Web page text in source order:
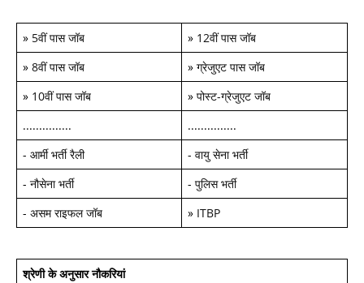
» 5वीं पास जॉब » 12वीं पास जॉब
» 8वीं पास जॉब » ग्रेजुएट पास जॉब
» 10वीं पास जॉब » पोस्ट-ग्रेजुएट जॉब
...............
...............
- आर्मी भर्ती रैली - वायु सेना भर्ती
- नौसेना भर्ती - पुलिस भर्ती
- असम राइफल जॉब » ITBP
श्रेणी के अनुसार नौकरियां